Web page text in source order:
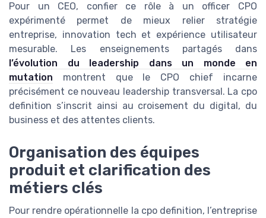
Pour un CEO, confier ce rôle à un officer CPO
expérimenté permet de mieux relier stratégie
entreprise, innovation tech et expérience utilisateur
mesurable. Les enseignements partagés dans
l’évolution du leadership dans un monde en
mutation montrent que le CPO chief incarne
précisément ce nouveau leadership transversal. La cpo
definition s’inscrit ainsi au croisement du digital, du
business et des attentes clients.
Organisation des équipes
produit et clarification des
métiers clés
Pour rendre opérationnelle la cpo definition, l’entreprise